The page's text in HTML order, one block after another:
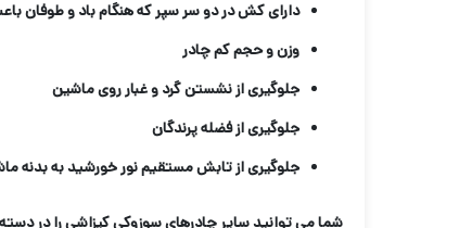
دارای کش در دو سر سپر که هنگام باد و طوفان
وزن و حجم کم چادر
جلوگیری از نشستن گرد و غبار روی ماشین
جلوگیری از فضله پرندگان
جلوگیری از تابش مستقیم نور خورشید به بدنه
شما می توانید سایر چادرهای سوزوکی کیزاشی را در دسته